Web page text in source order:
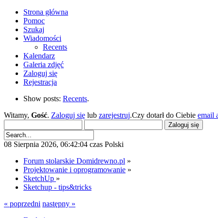
Strona główna
Pomoc
Szukaj
Wiadomości
Recents
Kalendarz
Galeria zdjęć
Zaloguj się
Rejestracja
Show posts: Recents.
Witamy, Gość. Zaloguj się lub zarejestruj.Czy dotarł do Ciebie email
08 Sierpnia 2026, 06:42:04 czas Polski
Forum stolarskie Domidrewno.pl »
Projektowanie i oprogramowanie »
SketchUp »
Sketchup - tips&tricks
« poprzedni następny »